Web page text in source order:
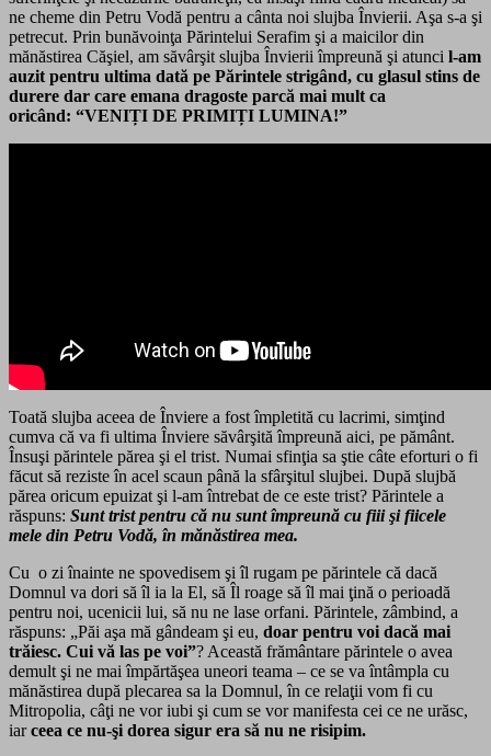
ne cheme din Petru Vodă pentru a cânta noi slujba Învierii. Aşa s-a şi
petrecut. Prin bunăvoinţa Părintelui Serafim şi a maicilor din
mănăstirea Căşiel, am săvârşit slujba Învierii împreună şi atunci l-am
auzit pentru ultima dată pe Părintele strigând, cu glasul stins de
durere dar care emana dragoste parcă mai mult ca
oricând: “VENIȚI DE PRIMIȚI LUMINA!”
Toată slujba aceea de Înviere a fost împletită cu lacrimi, simţind
cumva că va fi ultima Înviere săvârşită împreună aici, pe pământ.
Însuşi părintele părea şi el trist. Numai sfinţia sa ştie câte eforturi o fi
făcut să reziste în acel scaun până la sfârşitul slujbei. După slujbă
părea oricum epuizat şi l-am întrebat de ce este trist? Părintele a
răspuns: Sunt trist pentru că nu sunt împreună cu fiii şi fiicele
mele din Petru Vodă, în mănăstirea mea.
Cu o zi înainte ne spovedisem şi îl rugam pe părintele că dacă
Domnul va dori să îl ia la El, să Îl roage să îl mai ţină o perioadă
pentru noi, ucenicii lui, să nu ne lase orfani. Părintele, zâmbind, a
răspuns: „Păi aşa mă gândeam şi eu, doar pentru voi dacă mai
trăiesc. Cui vă las pe voi”? Această frământare părintele o avea
demult şi ne mai împărtăşea uneori teama – ce se va întâmpla cu
mănăstirea după plecarea sa la Domnul, în ce relaţii vom fi cu
Mitropolia, câţi ne vor iubi şi cum se vor manifesta cei ce ne urăsc,
iarceea ce nu-şi dorea sigur era să nu ne risipim.